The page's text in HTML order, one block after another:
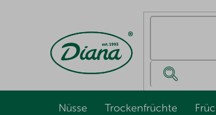
Nüsse Trockenfrüchte